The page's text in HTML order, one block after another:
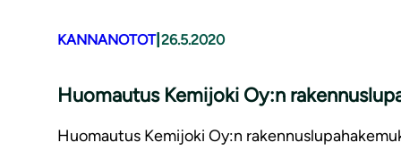
KANNANOTOT| 26.5.2020
Huomautus Kemijoki Oy:n
Huomautus Kemijoki Oy:n